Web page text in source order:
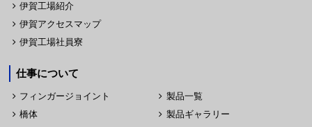
伊賀工場紹介
伊賀アクセスマップ
伊賀工場社員寮
仕事について
フィンガージョイント
橋体
製品一覧
製品ギャラリー